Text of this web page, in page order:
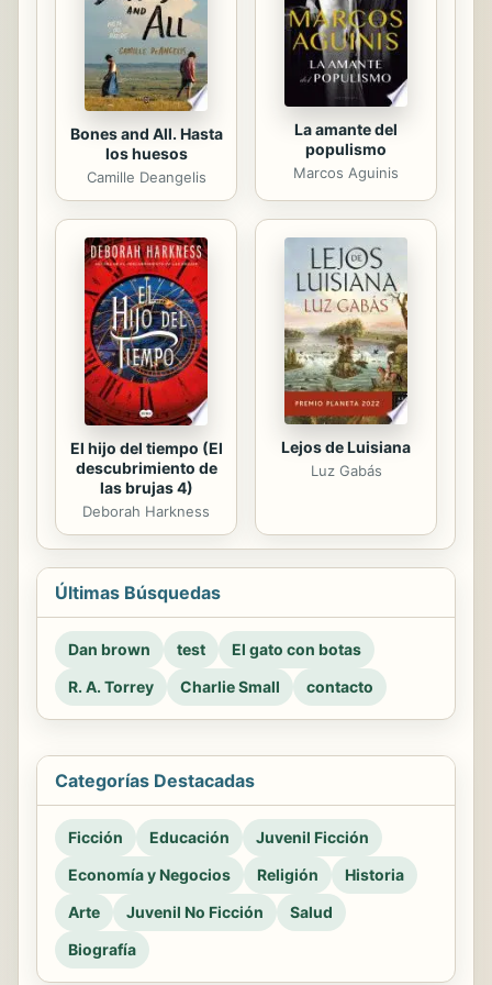
hechos que la guiaron a donde esta
ahora. Contenido Capitulo 30:
Melancolía. Capitulo 31: Radiz, la
nación...
Bones and All. Hasta
los huesos
Camille Deangelis
La amante del
populismo
Marcos Aguinis
El hijo del tiempo (El
descubrimiento de
las brujas 4)
Deborah Harkness
Lejos de Luisiana
Luz Gabás
Últimas Búsquedas
Dan brown test
El gato con botas
R. A. Torrey
Charlie Small contacto
Categorías Destacadas
Ficción Educación
Juvenil Ficción
Economía y Negocios
Religión
Historia
Arte
Juvenil No Ficción
Salud
Biografía